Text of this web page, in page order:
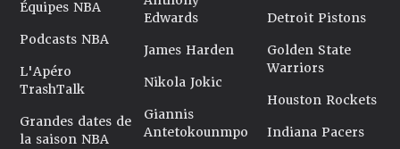
Équipes NBA
Podcasts NBA
L'Apéro
TrashTalk
Grandes dates de
la saison NBA
Edwards
James Harden
Nikola Jokic
Giannis
Antetokounmpo
Detroit Pistons
Golden State
Warriors
Houston Rockets
Indiana Pacers